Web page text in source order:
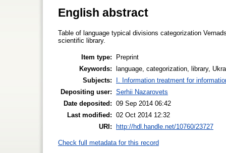
English abstract
Table of language typical divisions categorization
scientific library.
Item type:
Preprint
Keywords: language, categorization, library,
Subjects:
I. Information treatment for
Depositing user: Serhii Nazarovets
Date deposited: 09 Sep 2014 06:42
Last modified: 02 Oct 2014 12:32
URI: http://hdl.handle.net/10760/23727
Check full metadata for this record